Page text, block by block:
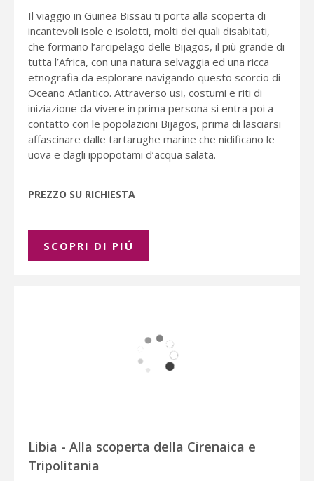
Il viaggio in Guinea Bissau ti porta alla scoperta di
incantevoli isole e isolotti, molti dei quali disabitati,
che formano l’arcipelago delle Bijagos, il più grande di
tutta l’Africa, con una natura selvaggia ed una ricca
etnografia da esplorare navigando questo scorcio di
Oceano Atlantico. Attraverso usi, costumi e riti di
iniziazione da vivere in prima persona si entra poi a
contatto con le popolazioni Bijagos, prima di lasciarsi
affascinare dalle tartarughe marine che nidificano le
uova e dagli ippopotami d’acqua salata.
PREZZO SU RICHIESTA
SCOPRI DI PIÚ
Libia - Alla scoperta della Cirenaica e
Tripolitania